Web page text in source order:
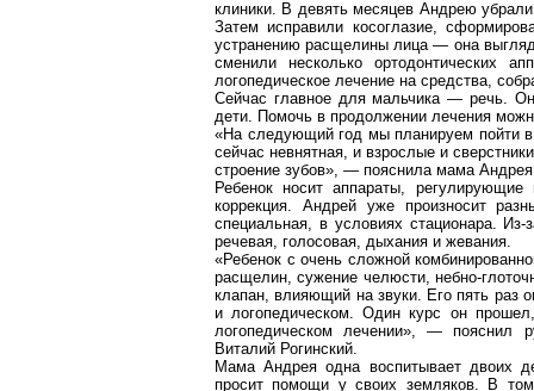
клиники. В девять месяцев Андрею
Затем исправили косоглазие,
устранению расщелины лица — она
сменили несколькоортодонтических
логопедическое лечение на средства,
Сейчас главное для мальчика — речь.
дети. Помочь в продолжении лечения
«На следующий год мы планируем пойти
сейчас невнятная, и взрослые и
строение зубов», — пояснила мама
Ребенок носит аппараты,
коррекция. Андрей уже произносит
специальная, в условиях стационара.
речевая, голосовая, дыхания и жевания.
«Ребенок с очень сложной
расщелин, сужение челюсти, небно-
клапан, влияющий на звуки. Его пять раз
и логопедическом. Один курс он
логопедическом лечении», — пояснил
Виталий Рогинский.
Мама Андрея одна воспитывает двоих
просит помощи у своих земляков. В